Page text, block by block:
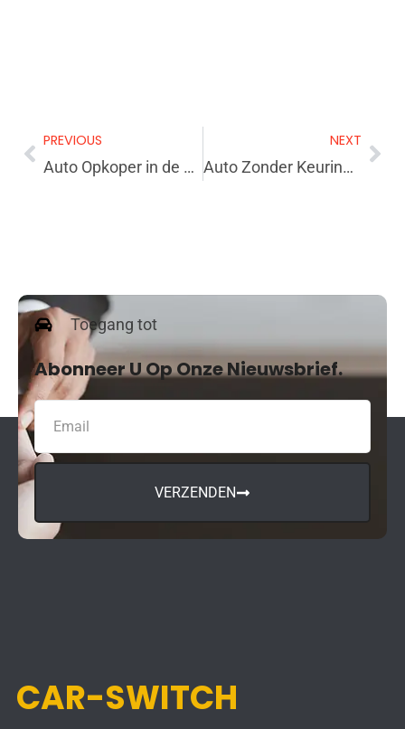
PREVIOUS
Auto Opkoper in de Buurt? Ontdek de Voordelen bij CarSwitch.be!
NEXT
Auto Zonder Keuring Verkopen: Snel en Gemakkelijk bij CarSwitch.be
Toegang tot
Abonneer U Op Onze Nieuwsbrief.
VERZENDEN
CAR-SWITCH